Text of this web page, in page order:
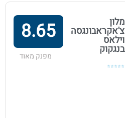
מלון
צ'אקראבונגסה
וילאס
בנגקוק
⭐⭐⭐⭐⭐
8.65
מפנק מאוד